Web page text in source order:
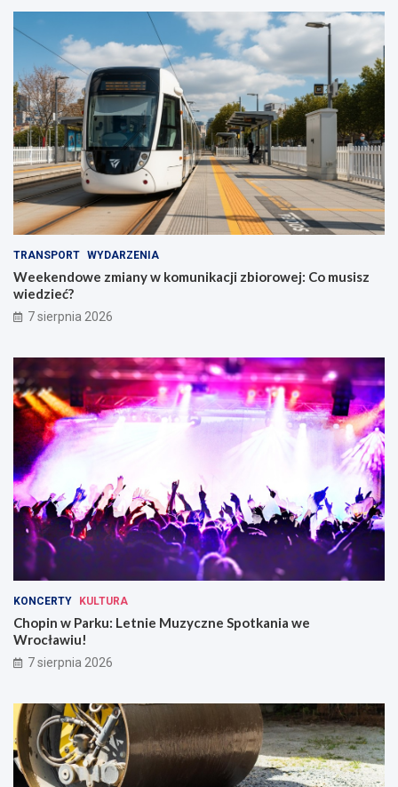
TRANSPORT WYDARZENIA
Weekendowe zmiany w komunikacji zbiorowej: Co musisz
wiedzieć?
7 sierpnia 2026
KONCERTY KULTURA
Chopin w Parku: Letnie Muzyczne Spotkania we
Wrocławiu!
7 sierpnia 2026